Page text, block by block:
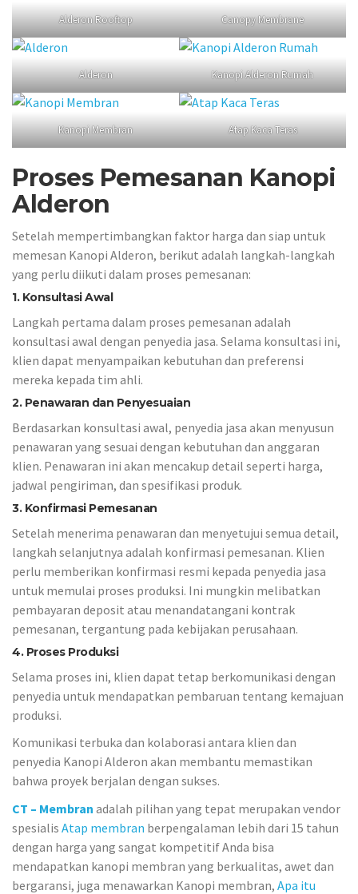
Alderon Rooftop Canopy Membrane
Alderon Kanopi Alderon Rumah
Kanopi Membran Atap Kaca Teras
Proses Pemesanan Kanopi
Alderon
Setelah mempertimbangkan faktor harga dan siap untuk
memesan Kanopi Alderon, berikut adalah langkah-langkah
yang perlu diikuti dalam proses pemesanan:
1. Konsultasi Awal
Langkah pertama dalam proses pemesanan adalah
konsultasi awal dengan penyedia jasa. Selama konsultasi ini,
klien dapat menyampaikan kebutuhan dan preferensi
mereka kepada tim ahli.
2. Penawaran dan Penyesuaian
Berdasarkan konsultasi awal, penyedia jasa akan menyusun
penawaran yang sesuai dengan kebutuhan dan anggaran
klien. Penawaran ini akan mencakup detail seperti harga,
jadwal pengiriman, dan spesifikasi produk.
3. Konfirmasi Pemesanan
Setelah menerima penawaran dan menyetujui semua detail,
langkah selanjutnya adalah konfirmasi pemesanan. Klien
perlu memberikan konfirmasi resmi kepada penyedia jasa
untuk memulai proses produksi. Ini mungkin melibatkan
pembayaran deposit atau menandatangani kontrak
pemesanan, tergantung pada kebijakan perusahaan.
4. Proses Produksi
Selama proses ini, klien dapat tetap berkomunikasi dengan
penyedia untuk mendapatkan pembaruan tentang kemajuan
produksi.
Komunikasi terbuka dan kolaborasi antara klien dan
penyedia Kanopi Alderon akan membantu memastikan
bahwa proyek berjalan dengan sukses.
CT – Membran adalah pilihan yang tepat merupakan vendor
spesialis Atap membran berpengalaman lebih dari 15 tahun
dengan harga yang sangat kompetitif Anda bisa
mendapatkan kanopi membran yang berkualitas, awet dan
bergaransi, juga menawarkan Kanopi membran, Apa itu